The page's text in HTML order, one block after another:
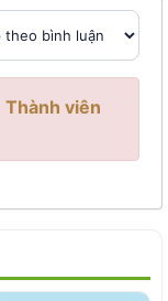
Thành viên